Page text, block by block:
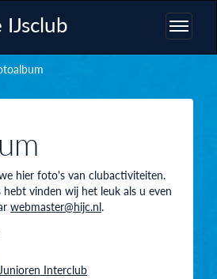
hier foto's van clubactiviteiten.
vinden wij het leuk als u even
webmaster@hijc.nl.
Interclub